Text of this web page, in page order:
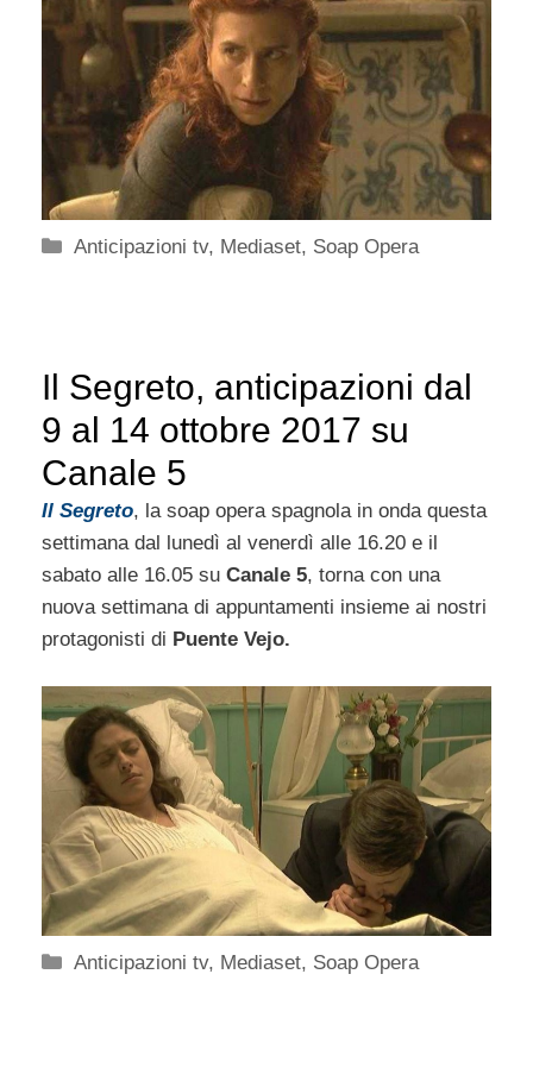
Categorie
Anticipazioni tv, Mediaset, Soap Opera
Il Segreto, anticipazioni dal
9 al 14 ottobre 2017 su
Canale 5
Il Segreto, la soap opera spagnola in onda questa
settimana dal lunedì al venerdì alle 16.20 e il
sabato alle 16.05 su Canale 5, torna con una
nuova settimana di appuntamenti insieme ai nostri
protagonisti di Puente Vejo.
Categorie
Anticipazioni tv, Mediaset, Soap Opera